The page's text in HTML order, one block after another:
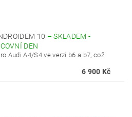
10 –SKLADEM -
DEN
Audi A4/S4 ve verzi b6 a b7, což
6 900 Kč